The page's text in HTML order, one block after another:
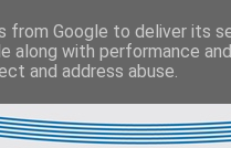
from Google to deliver its
along with performance
and address abuse.